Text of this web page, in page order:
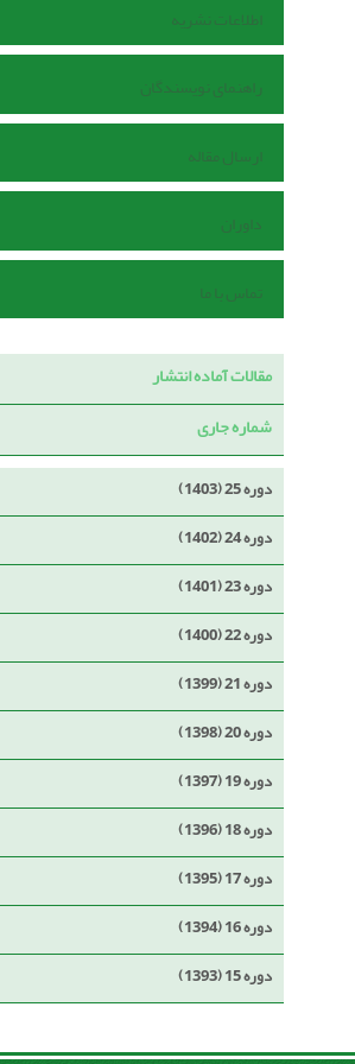
اطلاعات نشریه
راهنمای نویسندگان
ارسال مقاله
داوران
تماس با ما
مقالات آماده انتشار
شماره جاری
دوره 25 (1403)
دوره 24 (1402)
دوره 23 (1401)
دوره 22 (1400)
دوره 21 (1399)
دوره 20 (1398)
دوره 19 (1397)
دوره 18 (1396)
دوره 17 (1395)
دوره 16 (1394)
دوره 15 (1393)